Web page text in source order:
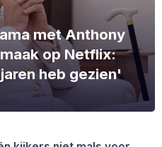
met Anthony
op Netflix:
heb gezien'